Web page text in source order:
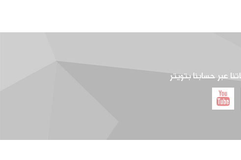
عبر حسابنا بتويتر